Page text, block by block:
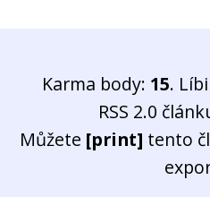
Karma body: 15.
RSS 2.0
Můžete [print] tento